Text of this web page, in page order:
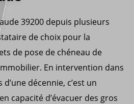
39200 depuis plusieurs
de choix pour la
de pose de chéneau de
En intervention dans
décennie, c’est un
capacité d’évacuer des gros